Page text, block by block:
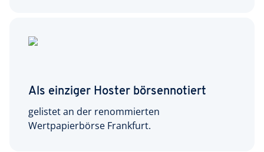
Als einziger Hoster börsennotiert
gelistet an der renommierten
Wertpapierbörse Frankfurt.